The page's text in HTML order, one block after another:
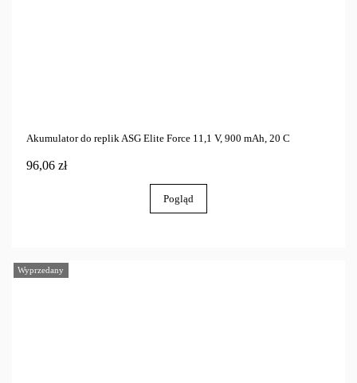
Akumulator do replik ASG Elite Force 11,1 V, 900 mAh, 20 C
96,06 zł
Pogląd
Wyprzedany